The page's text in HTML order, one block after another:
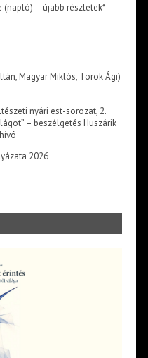
(napló) – újabb részletek*
Magyar Miklós, Török Ági)
nyári est-sorozat, 2.
– beszélgetés Huszárik
2026